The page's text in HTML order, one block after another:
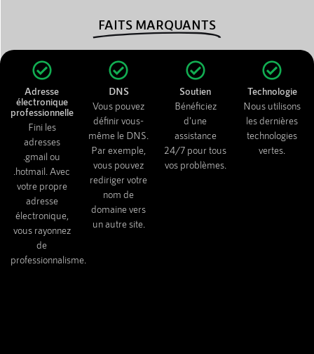
Adresse
électronique
professionnelle
Fini les
adresses
.gmail ou
.hotmail. Avec
votre propre
adresse
électronique,
vous rayonnez
de
professionnalisme.
DNS
Vous pouvez
définir vous-
même le DNS.
Par exemple,
vous pouvez
rediriger votre
nom de
domaine vers
un autre site.
Soutien
Bénéficiez
d'une
assistance
24/7 pour tous
vos problèmes.
Technologie
Nous utilisons
les dernières
technologies
vertes.
FAITS MARQUANTS